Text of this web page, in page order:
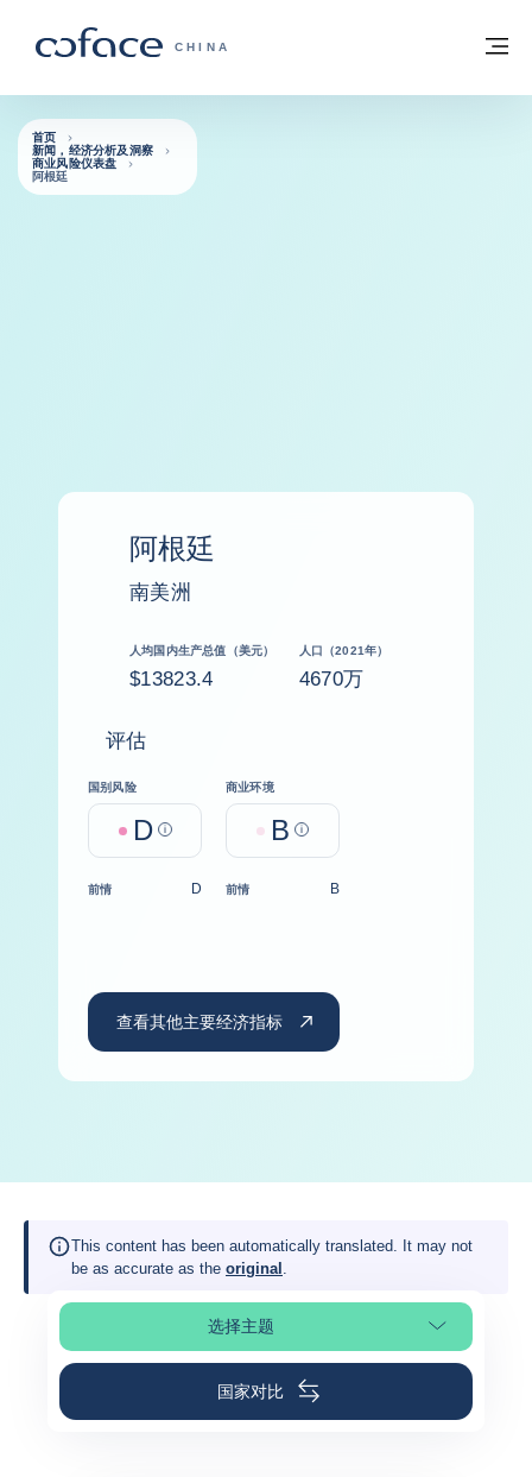
科法斯：携手共创安全贸易 - 首页
CHINA
返回首页
首页
新闻，经济分析及洞察
商业风险仪表盘
阿根廷
阿根廷
南美洲
人均国内生产总值（美元）
$13823.4
人口（2021年）
4670万
评估
国别风险
D Help
商业环境
B Help
前情 D 前情 B
查看其他主要经济指标
This content has been automatically translated. It may not
be as accurate as the original .
选择主题
选择页面
国家对比